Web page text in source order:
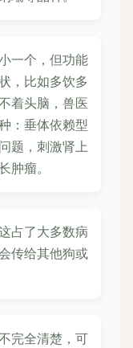
一个，但功能
，比如多饮多
着头脑，兽医
：垂体依赖型
题，刺激肾上
肿瘤。
占了大多数病
传给其他狗或
完全清楚，可